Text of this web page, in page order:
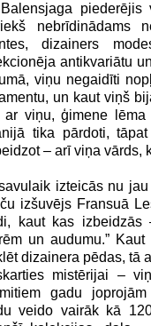
piederējis
nebrīdinādams
dizainers
antikvariātu
viņu negaidīti
un kaut viņš
ar viņu, ģimene
tika pārdoti,
– arī viņa vārds,
izteicās nu
izšuvējs Fransuā
kaut kas
un audumu.”
dizainera pēdas, tā
mistērijai –
gadu
veido vairāk kā